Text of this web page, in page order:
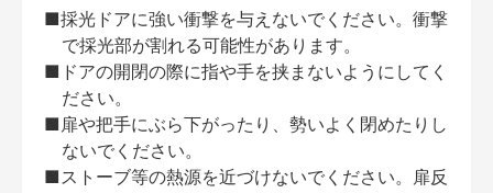
■採光ドアに強い衝撃を与えないでください。衝撃
で採光部が割れる可能性があります。
■ドアの開閉の際に指や手を挟まないようにしてく
ださい。
■扉や把手にぶら下がったり、勢いよく閉めたりし
ないでください。
■ストーブ等の熱源を近づけないでください。扉反